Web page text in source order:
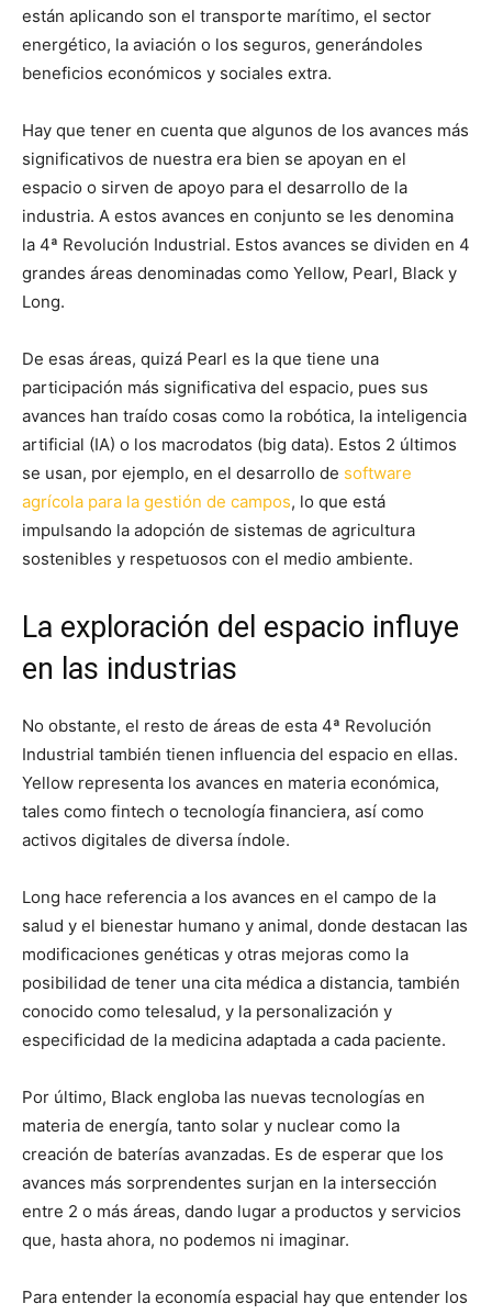
están aplicando son el transporte marítimo, el sector
energético, la aviación o los seguros, generándoles
beneficios económicos y sociales extra.
Hay que tener en cuenta que algunos de los avances más
significativos de nuestra era bien se apoyan en el
espacio o sirven de apoyo para el desarrollo de la
industria. A estos avances en conjunto se les denomina
la 4ª Revolución Industrial. Estos avances se dividen en 4
grandes áreas denominadas como Yellow, Pearl, Black y
Long.
De esas áreas, quizá Pearl es la que tiene una
participación más significativa del espacio, pues sus
avances han traído cosas como la robótica, la inteligencia
artificial (IA) o los macrodatos (big data). Estos 2 últimos
se usan, por ejemplo, en el desarrollo de software
agrícola para la gestión de campos, lo que está
impulsando la adopción de sistemas de agricultura
sostenibles y respetuosos con el medio ambiente.
La exploración del espacio influye
en las industrias
No obstante, el resto de áreas de esta 4ª Revolución
Industrial también tienen influencia del espacio en ellas.
Yellow representa los avances en materia económica,
tales como fintech o tecnología financiera, así como
activos digitales de diversa índole.
Long hace referencia a los avances en el campo de la
salud y el bienestar humano y animal, donde destacan las
modificaciones genéticas y otras mejoras como la
posibilidad de tener una cita médica a distancia, también
conocido como telesalud, y la personalización y
especificidad de la medicina adaptada a cada paciente.
Por último, Black engloba las nuevas tecnologías en
materia de energía, tanto solar y nuclear como la
creación de baterías avanzadas. Es de esperar que los
avances más sorprendentes surjan en la intersección
entre 2 o más áreas, dando lugar a productos y servicios
que, hasta ahora, no podemos ni imaginar.
Para entender la economía espacial hay que entender los